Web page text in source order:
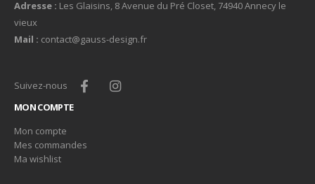
Adresse : Les Glaisins, 8 Avenue du Pré Closet, 74940 Annecy le
vieux
Mail : contact@gauss-design.fr
Suivez-nous
MON COMPTE
Mon compte
Mes commandes
Ma wishlist